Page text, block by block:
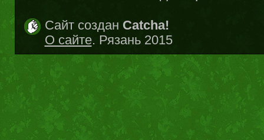
Сайт создан Catcha!
О сайте. Рязань 2015